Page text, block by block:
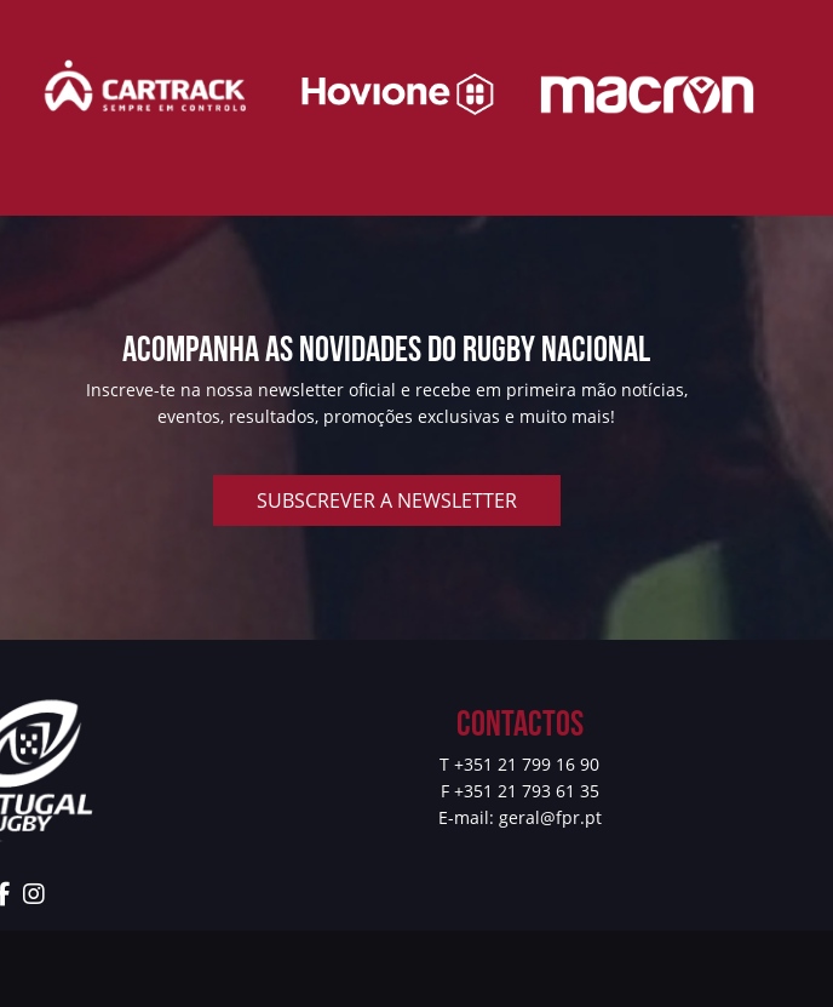
ACOMPANHA AS NOVIDADES DO RUGBY NACIONAL
Inscreve-te na nossa newsletter oficial e recebe em primeira mão notícias,
eventos, resultados, promoções exclusivas e muito mais!
SUBSCREVER A NEWSLETTER
Contactos
T +351 21 799 16 90
F +351 21 793 61 35
E-mail: geral@fpr.pt